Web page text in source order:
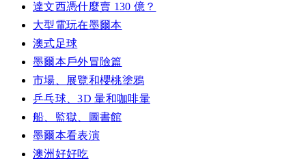
達文西憑什麼賣 130 億？
大型電玩在墨爾本
澳式足球
墨爾本戶外冒險篇
市場、展覽和櫻桃塗鴉
乒乓球、3D 暈和咖啡暈
船、監獄、圖書館
墨爾本看表演
澳洲好好吃